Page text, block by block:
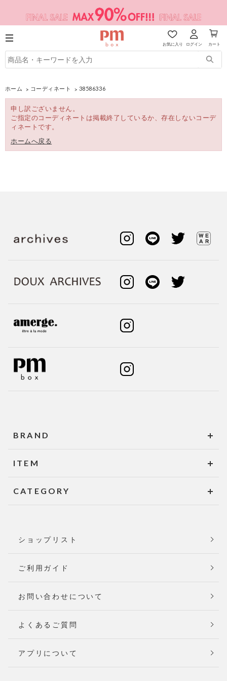
お気に入り ログイン カート
ホーム コーディネート 38586336
申し訳ございません。
ご指定のコーディネートは掲載終了しているか、存在しないコーデ
ィネートです。
ホームへ戻る
BRAND
ITEM
CATEGORY
ショップリスト
ご利用ガイド
お問い合わせについて
よくあるご質問
アプリについて